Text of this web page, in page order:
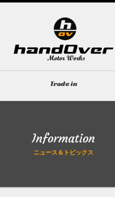
Trade in
Information
ニュース＆トピックス